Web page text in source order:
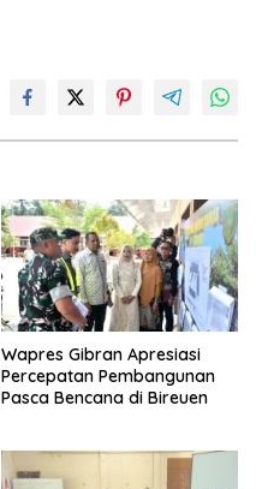
Wapres Gibran Apresiasi
Percepatan Pembangunan
Pasca Bencana di Bireuen